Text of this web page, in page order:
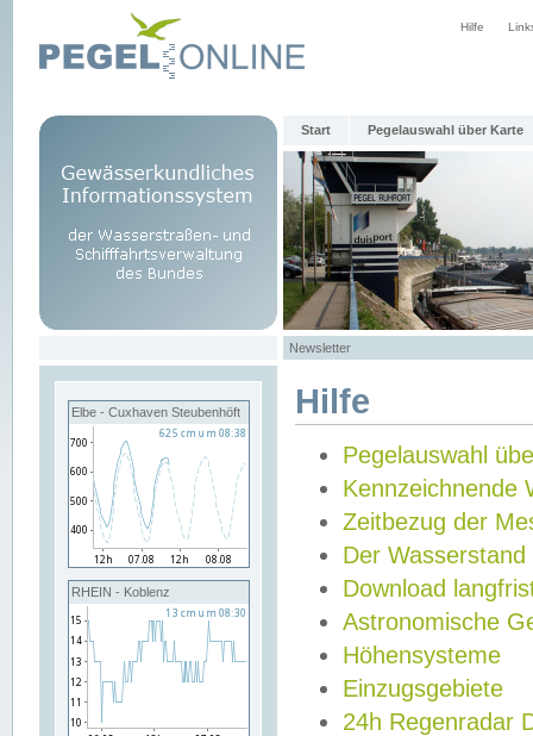
Hilfe
Start Pegelauswahl über Karte
Newsletter
Elbe - Cuxhaven Steubenhöft
RHEIN - Koblenz
Hilfe
Pegelauswahl
Kennzeichnende
Zeitbezug der
Der Wasserstand
Download
Astronomische
Höhensysteme
Einzugsgebiete
24h Regenradar